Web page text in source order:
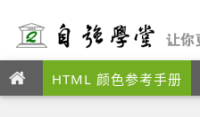
HTML 颜色参考手册